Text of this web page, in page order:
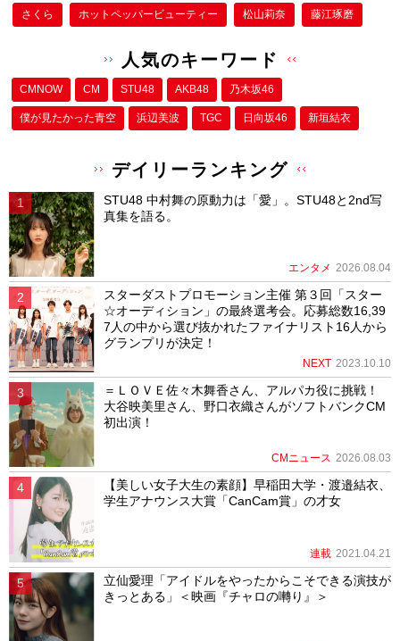
さくら ホットペッパービューティー 松山莉奈 藤江琢磨
人気のキーワード
CMNOW CM STU48 AKB48 乃木坂46
僕が⾒たかった⻘空 浜辺美波 TGC 日向坂46 新垣結衣
デイリーランキング
STU48 中村舞の原動力は「愛」。STU48と2nd写
真集を語る。
エンタメ 2026.08.04
スターダストプロモーション主催 第３回「スター
☆オーディション」の最終選考会。応募総数16,39
7人の中から選び抜かれたファイナリスト16人から
グランプリが決定！
NEXT 2023.10.10
＝ＬＯＶＥ佐々木舞香さん、アルパカ役に挑戦！
大谷映美里さん、野口衣織さんがソフトバンクCM
初出演！
CMニュース 2026.08.03
【美しい女子大生の素顔】早稲田大学・渡邉結衣、
学生アナウンス大賞「CanCam賞」の才女
連載 2021.04.21
立仙愛理「アイドルをやったからこそできる演技が
きっとある」＜映画『チャロの囀り』＞